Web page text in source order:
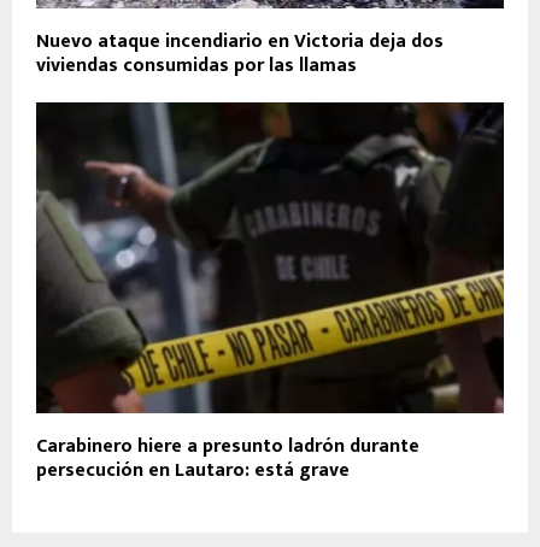
Nuevo ataque incendiario en Victoria deja dos
viviendas consumidas por las llamas
Carabinero hiere a presunto ladrón durante
persecución en Lautaro: está grave